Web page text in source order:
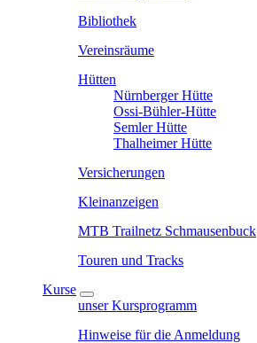
Bibliothek
Vereinsräume
Hütten
Nürnberger Hütte
Ossi-Bühler-Hütte
Semler Hütte
Thalheimer Hütte
Versicherungen
Kleinanzeigen
MTB Trailnetz Schmausenbuck
Touren und Tracks
Kurse
unser Kursprogramm
Hinweise für die Anmeldung